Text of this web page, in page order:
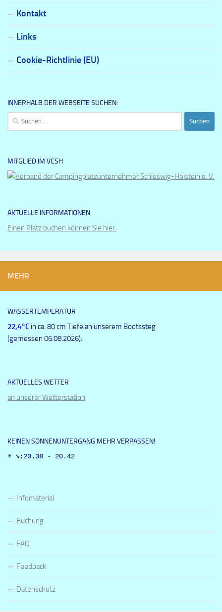
Kontakt
Links
Cookie-Richtlinie (EU)
INNERHALB DER WEBSEITE SUCHEN:
Suchen
nach:
MITGLIED IM VCSH
AKTUELLE INFORMATIONEN
Einen Platz buchen können Sie hier.
MEHR
WASSERTEMPERATUR
22,4°C in ca. 80 cm Tiefe an unserem Bootssteg
(gemessen 06.08.2026).
AKTUELLES WETTER
an unserer Wetterstation
KEINEN SONNENUNTERGANG MEHR VERPASSEN!
☀ ➘:20.38 - 20.42
Infomaterial
Buchung
FAQ
Feedback
Datenschutz